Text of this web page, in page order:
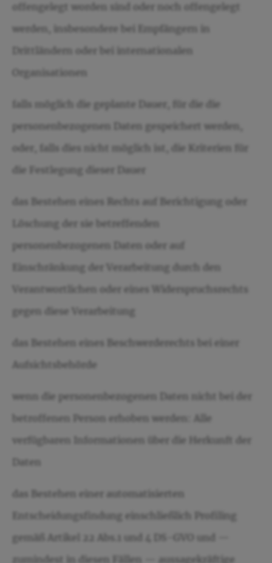
offengelegt worden sind oder noch offengelegt
werden, insbesondere bei Empfängern in
Drittländern oder bei internationalen
Organisationen
falls möglich die geplante Dauer, für die die
personenbezogenen Daten gespeichert werden,
oder, falls dies nicht möglich ist, die Kriterien für
die Festlegung dieser Dauer
das Bestehen eines Rechts auf Berichtigung oder
Löschung der sie betreffenden
personenbezogenen Daten oder auf
Einschränkung der Verarbeitung durch den
Verantwortlichen oder eines Widerspruchsrechts
gegen diese Verarbeitung
das Bestehen eines Beschwerderechts bei einer
Aufsichtsbehörde
wenn die personenbezogenen Daten nicht bei der
betroffenen Person erhoben werden: Alle
verfügbaren Informationen über die Herkunft der
Daten
das Bestehen einer automatisierten
Entscheidungsfindung einschließlich Profiling
gemäß Artikel 22 Abs.1 und 4 DS-GVO und —
zumindest in diesen Fällen — aussagekräftige